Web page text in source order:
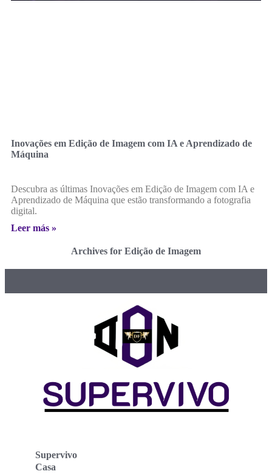
Inovações em Edição de Imagem com IA e Aprendizado de
Máquina
Descubra as últimas Inovações em Edição de Imagem com IA e
Aprendizado de Máquina que estão transformando a fotografia
digital.
Leer más »
Archives for Edição de Imagem
Supervivo
Casa